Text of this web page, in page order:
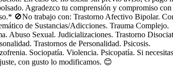
Agradezco tu comprensión y compromiso con
🚫No trabajo con: Trastorno Afectivo Bipolar.
de Sustancias/Adicciones. Trauma Complejo.
Abuso Sexual. Judicializaciones. Trastorno
Trastornos de Personalidad. Psicosis.
Sociopatía. Violencia. Psicopatía. Si
con gusto lo modificamos. 😊